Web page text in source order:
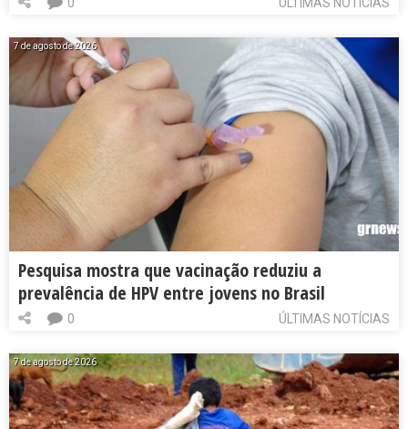
7 de agosto de 2026
Pesquisa mostra que vacinação reduziu a
prevalência de HPV entre jovens no Brasil
ÚLTIMAS NOTÍCIAS
0
7 de agosto de 2026